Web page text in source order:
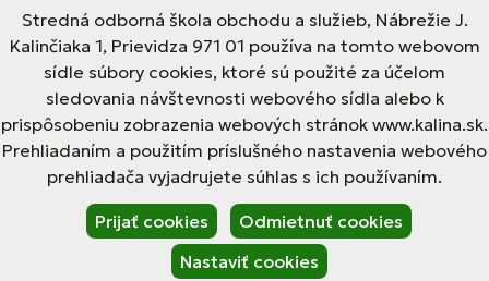
Stredná odborná škola obchodu a služieb, Nábrežie J.
Kalinčiaka 1, Prievidza 971 01 používa na tomto webovom
sídle súbory cookies, ktoré sú použité za účelom
sledovania návštevnosti webového sídla alebo k
prispôsobeniu zobrazenia webových stránok www.kalina.sk.
Prehliadaním a použitím príslušného nastavenia webového
prehliadača vyjadrujete súhlas s ich používaním.
Prijať cookies
Odmietnuť cookies
Nastaviť cookies